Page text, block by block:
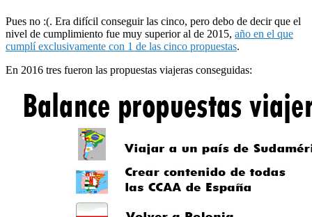
Pues no :(. Era difícil conseguir las cinco, pero debo de decir que el
nivel de cumplimiento fue muy superior al de 2015, año en el que
cumplí exclusivamente con 1 de las cinco propuestas.
En 2016 tres fueron las propuestas viajeras conseguidas: